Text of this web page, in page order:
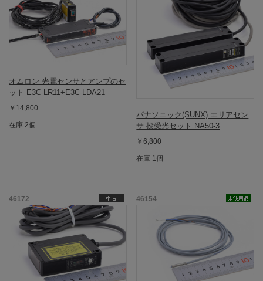
オムロン 光電センサとアンプのセ
ット E3C-LR11+E3C-LDA21
￥14,800
在庫 2個
パナソニック(SUNX) エリアセン
サ 投受光セット NA50-3
￥6,800
在庫 1個
46172 46154